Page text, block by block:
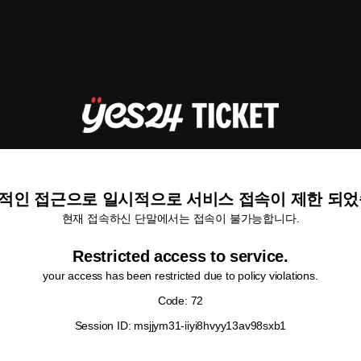
인 접근으로 일시적으로 서비스 접속이 제한 되
현재 접속하신 단말에서는 접속이 불가능합니다.
Restricted access to service.
your access has been restricted due to policy violations.
Code: 72
Session ID: msjjym31-iiyi8hvyy13av98sxb1